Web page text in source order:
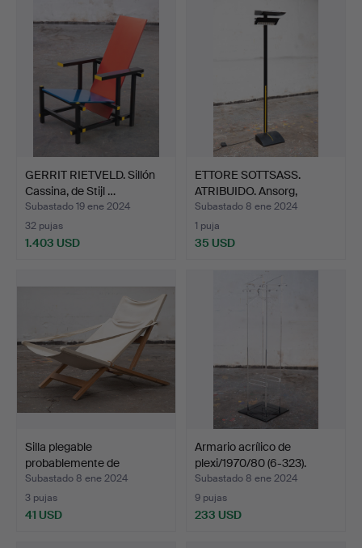
GERRIT RIETVELD. Sillón
Cassina, de Stijl …
Subastado 19 ene 2024
32 pujas
1.403 USD
ETTORE SOTTSASS.
ATRIBUIDO. Ansorg,
lámpar…
Subastado 8 ene 2024
1 puja
35 USD
Silla plegable
probablemente de
Escandinav…
Subastado 8 ene 2024
3 pujas
41 USD
Armario acrílico de
plexi/1970/80 (6-323).
Subastado 8 ene 2024
9 pujas
233 USD